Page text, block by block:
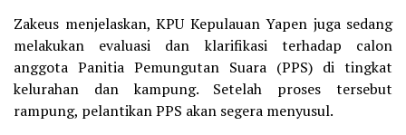
Zakeus menjelaskan, KPU Kepulauan Yapen juga sedang
melakukan evaluasi dan klarifikasi terhadap calon
anggota Panitia Pemungutan Suara (PPS) di tingkat
kelurahan dan kampung. Setelah proses tersebut
rampung, pelantikan PPS akan segera menyusul.